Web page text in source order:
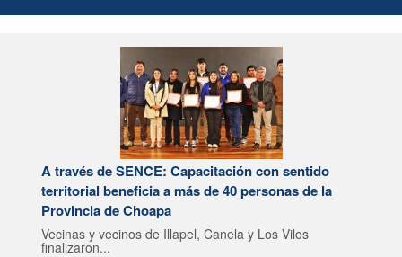
A través de SENCE: Capacitación con sentido
territorial beneficia a más de 40 personas de la
Provincia de Choapa
Vecinas y vecinos de Illapel, Canela y Los Vilos
finalizaron...